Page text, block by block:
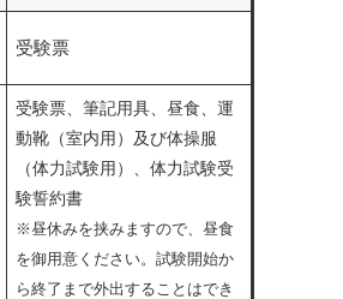
受験票
受験票、筆記用具、昼食、運
動靴（室内用）及び体操服
（体力試験用）、体力試験受
験誓約書
※昼休みを挟みますので、昼食
を御用意ください。試験開始か
ら終了まで外出することはでき